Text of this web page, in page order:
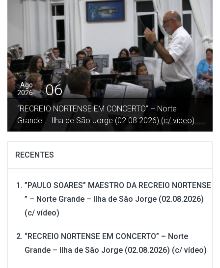
Ago
2026
06
“RECREIO NORTENSE EM CONCERTO” – Norte
Grande – Ilha de São Jorge (02.08.2026) (c/ vídeo)
RECENTES
”PAULO SOARES” MAESTRO DA RECREIO NORTENSE
” – Norte Grande – Ilha de São Jorge (02.08.2026)
(c/ vídeo)
“RECREIO NORTENSE EM CONCERTO” – Norte
Grande – Ilha de São Jorge (02.08.2026) (c/ vídeo)